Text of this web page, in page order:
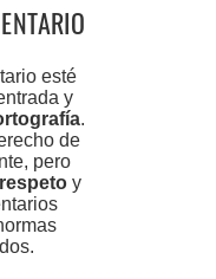
esté
y
.
de
pero
respeto y